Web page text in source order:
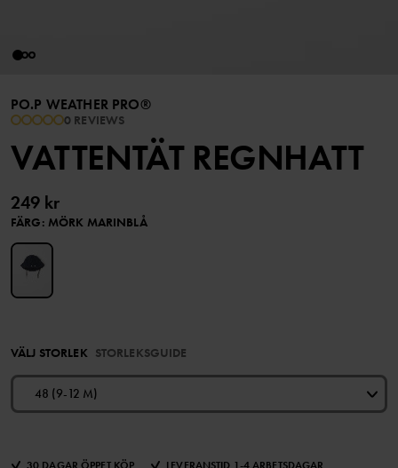
PO.P WEATHER PRO®
0 REVIEWS
VATTENTÄT REGNHATT
249 kr
FÄRG: MÖRK MARINBLÅ
VÄLJ STORLEK STORLEKSGUIDE
48 (9-12 M)